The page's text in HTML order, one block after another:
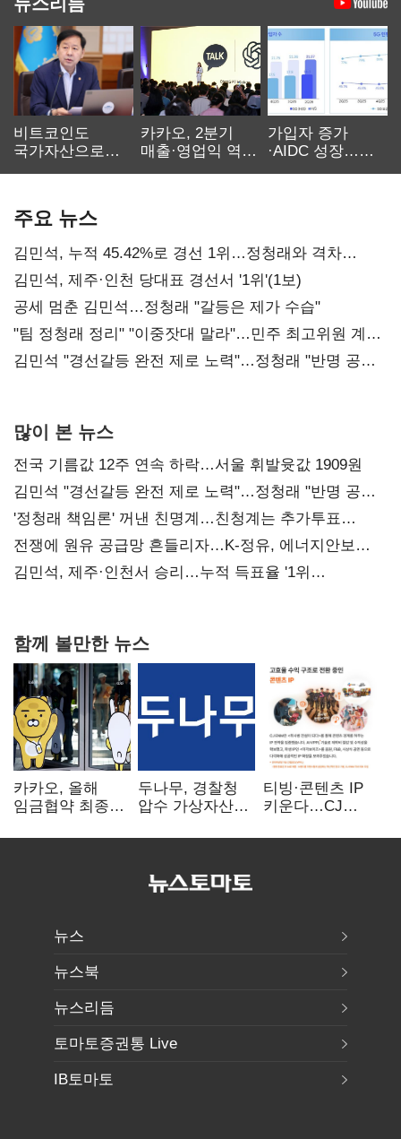
비트코인도
국가자산으로…'
카카오, 2분기
매출·영업익 역대
가입자 증가
·AIDC 성장…
주요 뉴스
김민석, 누적 45.42%로 경선 1위…정청래와 격차
0.86%p(2보)
김민석, 제주·인천 당대표 경선서 '1위'(1보)
공세 멈춘 김민석…정청래 "갈등은 제가 수습"
"팀 정청래 정리" "이중잣대 말라"…민주 최고위원 계파
다툼 격화
김민석 "경선갈등 완전 제로 노력"…정청래 "반명 공세
많이 본 뉴스
전국 기름값 12주 연속 하락…서울 휘발윳값 1909원
김민석 "경선갈등 완전 제로 노력"…정청래 "반명 공세
사과부터"
'정청래 책임론' 꺼낸 친명계…친청계는 추가투표
때리기
전쟁에 원유 공급망 흔들리자…K-정유, 에너지안보
핵심으로 재부상
김민석, 제주·인천서 승리…누적 득표율 '1위
함께 볼만한 뉴스
카카오, 올해
임금협약 최종
인상·격려금
두나무, 경찰청
압수 가상자산
커스터디 사업
티빙·콘텐츠 IP
키운다…CJ
글로벌 확장 가속
뉴스
뉴스북
뉴스리듬
토마토증권통 Live
IB토마토